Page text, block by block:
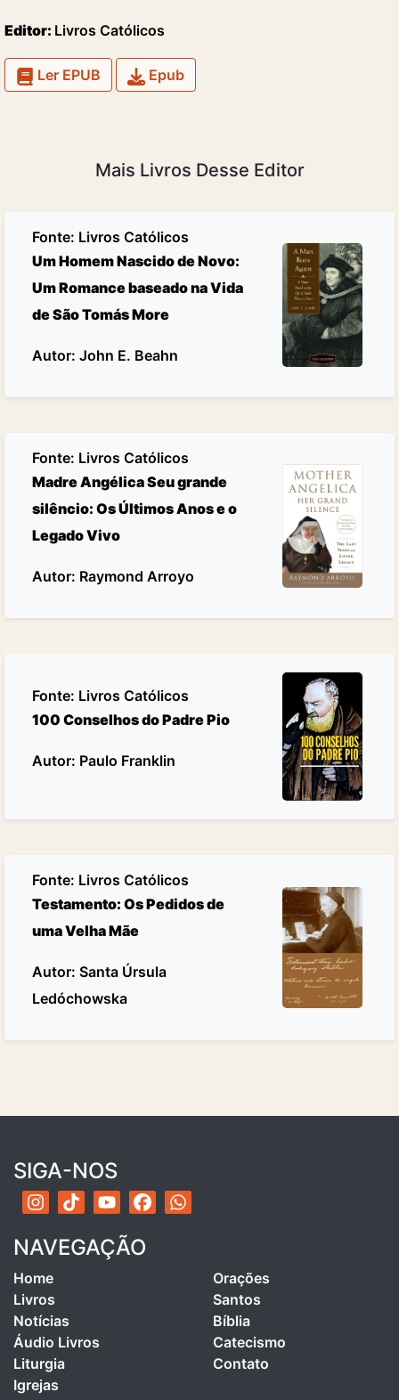
Editor: Livros Católicos
Ler EPUB Epub
Mais Livros Desse Editor
Fonte: Livros Católicos
Um Homem Nascido de Novo:
Um Romance baseado na Vida
de São Tomás More
Autor: John E. Beahn
Fonte: Livros Católicos
Madre Angélica Seu grande
silêncio: Os Últimos Anos e o
Legado Vivo
Autor: Raymond Arroyo
Fonte: Livros Católicos
100 Conselhos do Padre Pio
Autor: Paulo Franklin
Fonte: Livros Católicos
Testamento: Os Pedidos de
uma Velha Mãe
Autor: Santa Úrsula
Ledóchowska
SIGA-NOS
NAVEGAÇÃO
Home
Livros
Notícias
Áudio Livros
Liturgia
Igrejas
Orações
Santos
Bíblia
Catecismo
Contato